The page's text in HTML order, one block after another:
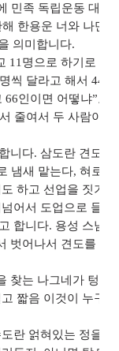
민족 독립운동 대표
한용운 너와 나만
의미합니다.
11명으로 하기로 했
씩 달라고 해서 44
인이면 어떻냐”고
줄여서 두 사람이
니다. 삼도란 견도,
냄새 맡는다, 혀로
하고 선업을 짓기
어서 도업으로 들
합니다. 용성 스님
벗어나서 견도를 하
찾는 나그네가 텅
짧음 이것이 누구
란 얽혀있는 정을